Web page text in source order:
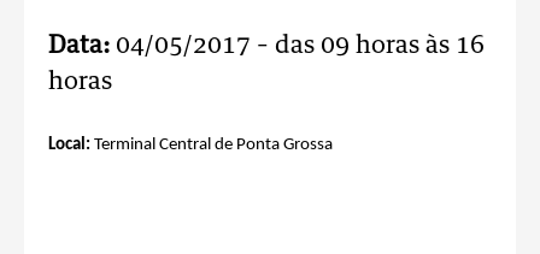
Data: 04/05/2017 – das 09 horas às 16
horas
Local: Terminal Central de Ponta Grossa